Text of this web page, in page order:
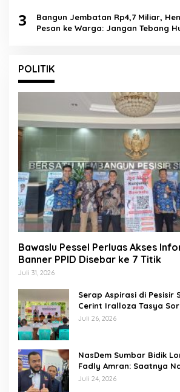
3
Bangun Jembatan Rp4,7 Miliar,
Pesan ke Warga: Jangan Tebang
POLITIK
Bawaslu Pessel Perluas Akses
Banner PPID Disebar ke 7 Titik
Juli 31, 2026
Serap Aspirasi di Pesisir
Cerint Iralloza Tasya
Kurikulum Merdeka
Juli 26, 2026
NasDem Sumbar Bidik
Fadly Amran: Saatnya
Kader Berkualitas
Juli 24, 2026